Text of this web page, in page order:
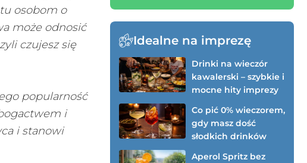
osobom o
może odnosić
czujesz się
popularność
i
i stanowi
Idealne na imprezę
Drinki na wieczór
kawalerski – szybkie i
mocne hity imprezy
Co pić 0% wieczorem,
gdy masz dość
słodkich drinków
Aperol Spritz bez